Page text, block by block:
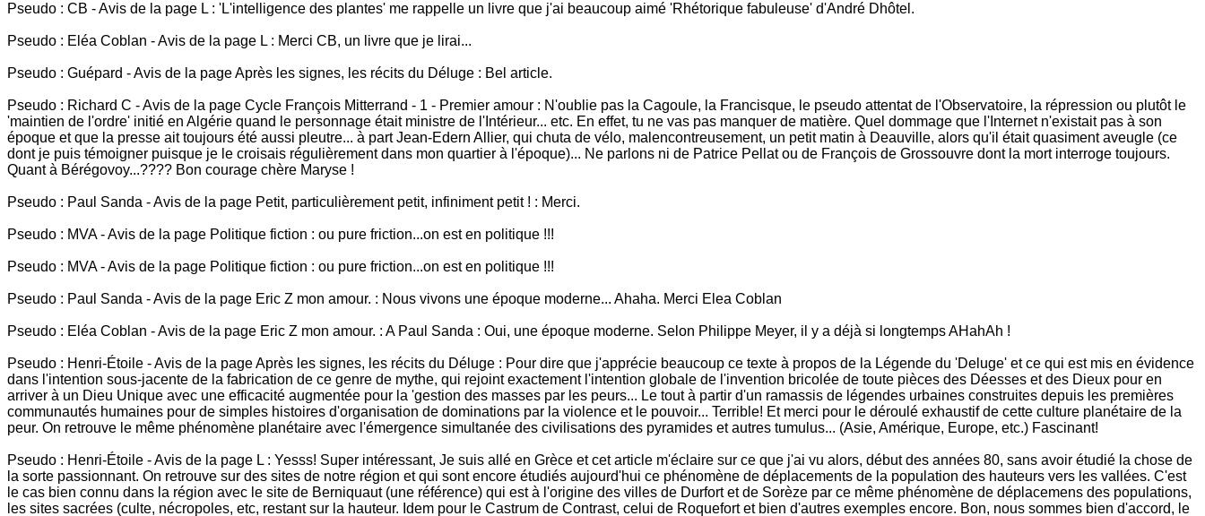
Pseudo : CB - Avis de la page L : 'L'intelligence des plantes' me rappelle un livre que j'ai beaucoup aimé 'Rhétorique fabuleuse' d'André Dhôtel.
Pseudo : Eléa Coblan - Avis de la page L : Merci CB, un livre que je lirai...
Pseudo : Guépard - Avis de la page Après les signes, les récits du Déluge : Bel article.
Pseudo : Richard C - Avis de la page Cycle François Mitterrand - 1 - Premier amour : N'oublie pas la Cagoule, la Francisque, le pseudo attentat de l'Observatoire, la répression ou plutôt le
'maintien de l'ordre' initié en Algérie quand le personnage était ministre de l'Intérieur... etc. En effet, tu ne vas pas manquer de matière. Quel dommage que l'Internet n'existait pas à son
époque et que la presse ait toujours été aussi pleutre... à part Jean-Edern Allier, qui chuta de vélo, malencontreusement, un petit matin à Deauville, alors qu'il était quasiment aveugle (ce
dont je puis témoigner puisque je le croisais régulièrement dans mon quartier à l'époque)... Ne parlons ni de Patrice Pellat ou de François de Grossouvre dont la mort interroge toujours.
Quant à Bérégovoy...???? Bon courage chère Maryse !
Pseudo : Paul Sanda - Avis de la page Petit, particulièrement petit, infiniment petit ! : Merci.
Pseudo : MVA - Avis de la page Politique fiction : ou pure friction...on est en politique !!!
Pseudo : MVA - Avis de la page Politique fiction : ou pure friction...on est en politique !!!
Pseudo : Paul Sanda - Avis de la page Eric Z mon amour. : Nous vivons une époque moderne... Ahaha. Merci Elea Coblan
Pseudo : Eléa Coblan - Avis de la page Eric Z mon amour. : A Paul Sanda : Oui, une époque moderne. Selon Philippe Meyer, il y a déjà si longtemps AHahAh !
Pseudo : Henri-Étoile - Avis de la page Après les signes, les récits du Déluge : Pour dire que j'apprécie beaucoup ce texte à propos de la Légende du 'Deluge' et ce qui est mis en évidence
dans l'intention sous-jacente de la fabrication de ce genre de mythe, qui rejoint exactement l'intention globale de l'invention bricolée de toute pièces des Déesses et des Dieux pour en
arriver à un Dieu Unique avec une efficacité augmentée pour la 'gestion des masses par les peurs... Le tout à partir d'un ramassis de légendes urbaines construites depuis les premières
communautés humaines pour de simples histoires d'organisation de dominations par la violence et le pouvoir... Terrible! Et merci pour le déroulé exhaustif de cette culture planétaire de la
peur. On retrouve le même phénomène planétaire avec l'émergence simultanée des civilisations des pyramides et autres tumulus... (Asie, Amérique, Europe, etc.) Fascinant!
Pseudo : Henri-Étoile - Avis de la page L : Yesss! Super intéressant, Je suis allé en Grèce et cet article m'éclaire sur ce que j'ai vu alors, début des années 80, sans avoir étudié la chose de
la sorte passionnant. On retrouve sur des sites de notre région et qui sont encore étudiés aujourd'hui ce phénomène de déplacements de la population des hauteurs vers les vallées. C'est
le cas bien connu dans la région avec le site de Berniquaut (une référence) qui est à l'origine des villes de Durfort et de Sorèze par ce même phénomène de déplacemens des populations,
les sites sacrées (culte, nécropoles, etc, restant sur la hauteur. Idem pour le Castrum de Contrast, celui de Roquefort et bien d'autres exemples encore. Bon, nous sommes bien d'accord, le